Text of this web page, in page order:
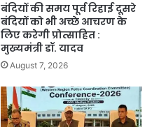
बंदियों की समय पूर्व रिहाई दूसरे
बंदियों को भी अच्छे आचरण के
लिए करेगी प्रोत्साहित :
मुख्यमंत्री डॉ. यादव
August 7, 2026